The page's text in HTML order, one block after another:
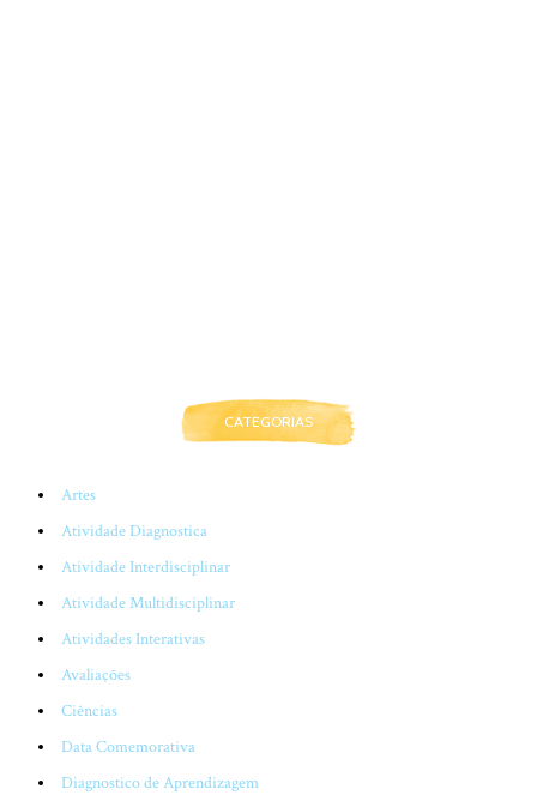
CATEGORIAS
Artes
Atividade Diagnostica
Atividade Interdisciplinar
Atividade Multidisciplinar
Atividades Interativas
Avaliações
Ciências
Data Comemorativa
Diagnostico de Aprendizagem